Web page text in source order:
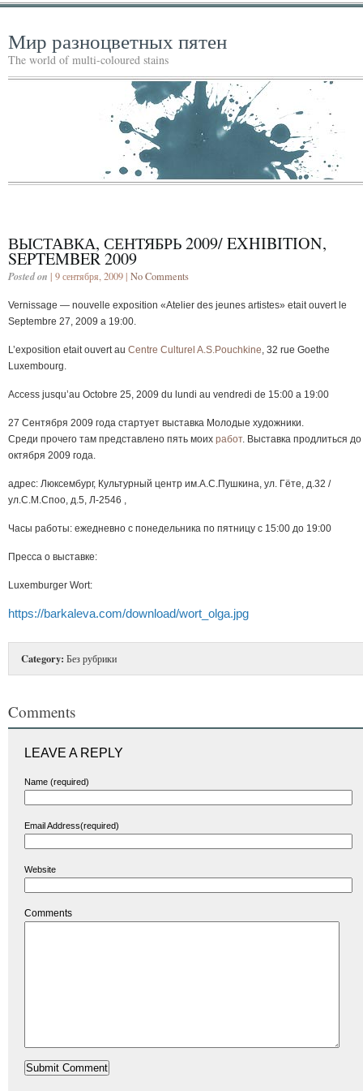
Мир разноцветных пятен
The world of multi-coloured stains
ВЫСТАВКА, СЕНТЯБРЬ 2009/ EXHIBITION,
SEPTEMBER 2009
Posted on | 9 сентября, 2009 | No Comments
Vernissage — nouvelle exposition «Atelier des jeunes artistes» etait ouvert le
Septembre 27, 2009 a 19:00.
L’exposition etait ouvert au Centre Culturel A.S.Pouchkine , 32 rue Goethe
Luxembourg.
Access jusqu’au Octobre 25, 2009 du lundi au vendredi de 15:00 a 19:00
27 Сентября 2009 года стартует выставка Молодые художники.
Среди прочего там представлено пять моих работ. Выставка продлиться
октября 2009 года.
адрес: Люксембург, Культурный центр им.А.С.Пушкина, ул. Гёте, д.32 /
ул.С.М.Споо, д.5, Л-2546 ,
Часы работы: ежедневно с понедельника по пятницу с 15:00 до 19:00
Пресса о выставке:
Luxemburger Wort:
https://barkaleva.com/download/wort_olga.jpg
Category: Без рубрики
Comments
LEAVE A REPLY
Name (required)
Email Address(required)
Website
Comments